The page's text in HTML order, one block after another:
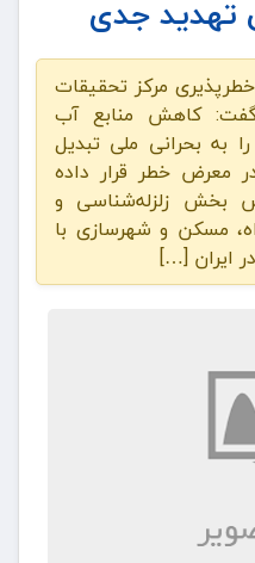
مرکز تحقیقات
کاهش منابع آب
به بحرانی ملی تبدیل
را در معرض خطر قرار داده
بخش زلزله‌شناسی و
مسکن و شهرسازی با
ایران […]